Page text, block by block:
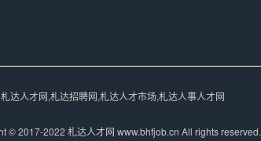
札达人才网,札达招聘网,札达人才市场,札达人事人才网
© 2017-2022 札达人才网 www.bhfjob.cn All rights reserved.